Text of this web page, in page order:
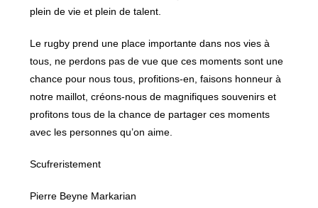
plein de vie et plein de talent.
Le rugby prend une place importante dans nos vies à
tous, ne perdons pas de vue que ces moments sont une
chance pour nous tous, profitions-en, faisons honneur à
notre maillot, créons-nous de magnifiques souvenirs et
profitons tous de la chance de partager ces moments
avec les personnes qu’on aime.
Scufreristement
Pierre Beyne Markarian